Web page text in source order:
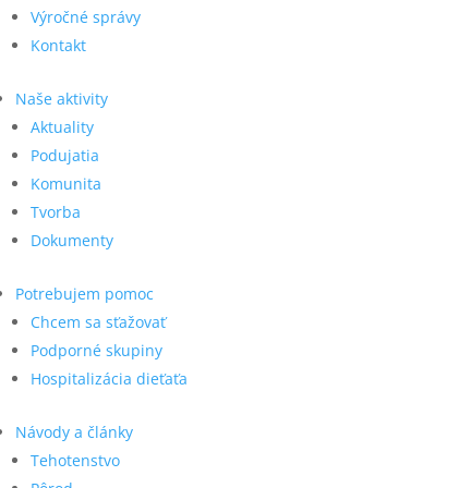
Výročné správy
Kontakt
Naše aktivity
Aktuality
Podujatia
Komunita
Tvorba
Dokumenty
Potrebujem pomoc
Chcem sa sťažovať
Podporné skupiny
Hospitalizácia dieťaťa
Návody a články
Tehotenstvo